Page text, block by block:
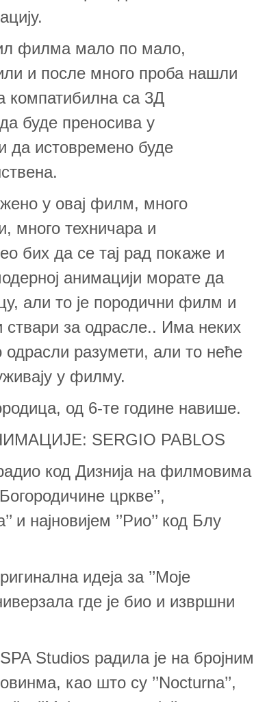
филма мало по мало,
и после много проба нашли
компатибилна са 3Д
буде преносива у
да истовремено буде
у овај филм, много
много техничара и
бих да се тај рад покаже и
анимацији морате да
али то је породични филм и
за одрасле.. Има неких
одрасли разумети, али то неће
у филму.
од 6-те године навише.
SERGIO PABLOS
код Дизнија на филмовима
Богородичине цркве’’,
и најновијем ’’Рио’’ код Блу
идеја за ’’Моје
где је био и извршни
Studios радила је на бројним
као што су ’’Nocturna’’,